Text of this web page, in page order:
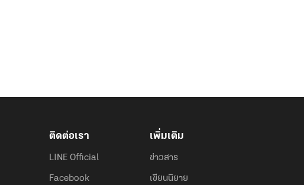
ติดต่อเรา
LINE Official
Facebook
เพิ่มเติม
ข่าวสาร
เขียนนิยาย